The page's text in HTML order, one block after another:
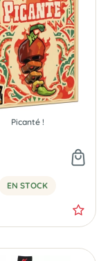
NOUVEAU
Picanté !
EN STOCK